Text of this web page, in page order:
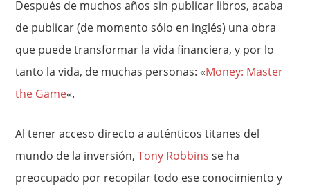
Después de muchos años sin publicar libros, acaba
de publicar (de momento sólo en inglés) una obra
que puede transformar la vida financiera, y por lo
tanto la vida, de muchas personas: «Money: Master
the Game«.
Al tener acceso directo a auténticos titanes del
mundo de la inversión,Tony Robbins se ha
preocupado por recopilar todo ese conocimiento y